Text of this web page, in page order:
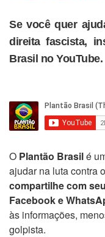
Se você quer
direita fascista,
Brasil no YouTube.
O Plantão Brasilé
ajudar na luta contra
compartilhe com
Facebook e
às informações,
golpista.